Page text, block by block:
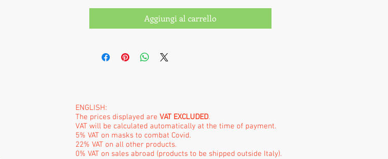
Aggiungi al carrello
ENGLISH:
The prices displayed are VAT EXCLUDED.
VAT will be calculated automatically at the time of payment.
5% VAT on masks to combat Covid.
22% VAT on all other products.
0% VAT on sales abroad (products to be shipped outside Italy).